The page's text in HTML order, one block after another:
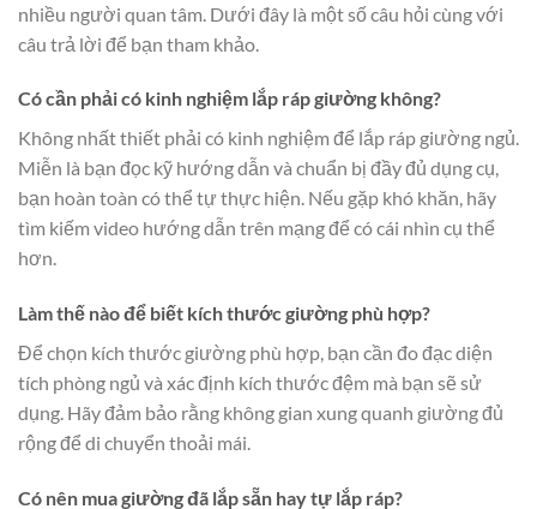
nhiều người quan tâm. Dưới đây là một số câu hỏi cùng với
câu trả lời để bạn tham khảo.
Có cần phải có kinh nghiệm lắp ráp giường không?
Không nhất thiết phải có kinh nghiệm để lắp ráp giường ngủ.
Miễn là bạn đọc kỹ hướng dẫn và chuẩn bị đầy đủ dụng cụ,
bạn hoàn toàn có thể tự thực hiện. Nếu gặp khó khăn, hãy
tìm kiếm video hướng dẫn trên mạng để có cái nhìn cụ thể
hơn.
Làm thế nào để biết kích thước giường phù hợp?
Để chọn kích thước giường phù hợp, bạn cần đo đạc diện
tích phòng ngủ và xác định kích thước đệm mà bạn sẽ sử
dụng. Hãy đảm bảo rằng không gian xung quanh giường đủ
rộng để di chuyển thoải mái.
Có nên mua giường đã lắp sẵn hay tự lắp ráp?